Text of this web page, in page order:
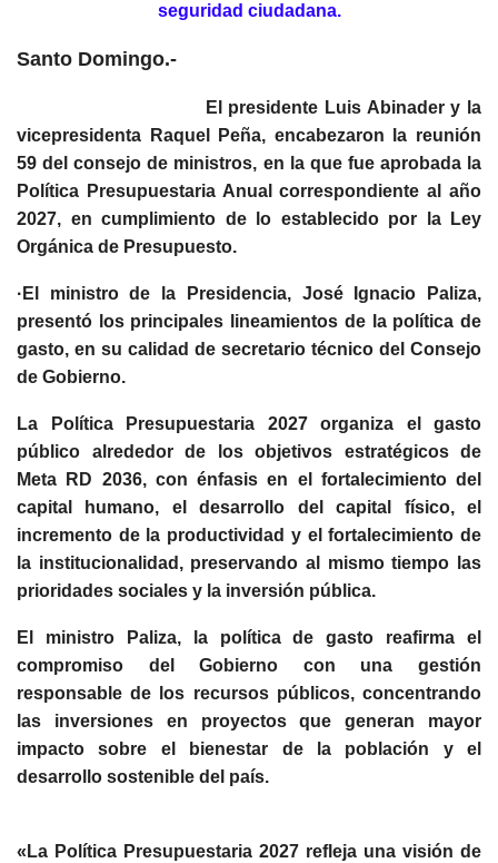
seguridad ciudadana.
Santo Domingo.-
El presidente Luis Abinader y la
vicepresidenta Raquel Peña, encabezaron la reunión
59 del consejo de ministros, en la que fue aprobada la
Política Presupuestaria Anual correspondiente al año
2027, en cumplimiento de lo establecido por la Ley
Orgánica de Presupuesto.
·El ministro de la Presidencia, José Ignacio Paliza,
presentó los principales lineamientos de la política de
gasto, en su calidad de secretario técnico del Consejo
de Gobierno.
La Política Presupuestaria 2027 organiza el gasto
público alrededor de los objetivos estratégicos de
Meta RD 2036, con énfasis en el fortalecimiento del
capital humano, el desarrollo del capital físico, el
incremento de la productividad y el fortalecimiento de
la institucionalidad, preservando al mismo tiempo las
prioridades sociales y la inversión pública.
El ministro Paliza, la política de gasto reafirma el
compromiso del Gobierno con una gestión
responsable de los recursos públicos, concentrando
las inversiones en proyectos que generan mayor
impacto sobre el bienestar de la población y el
desarrollo sostenible del país.
«La Política Presupuestaria 2027 refleja una visión de